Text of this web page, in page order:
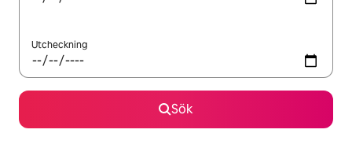
Utcheckning
Sök